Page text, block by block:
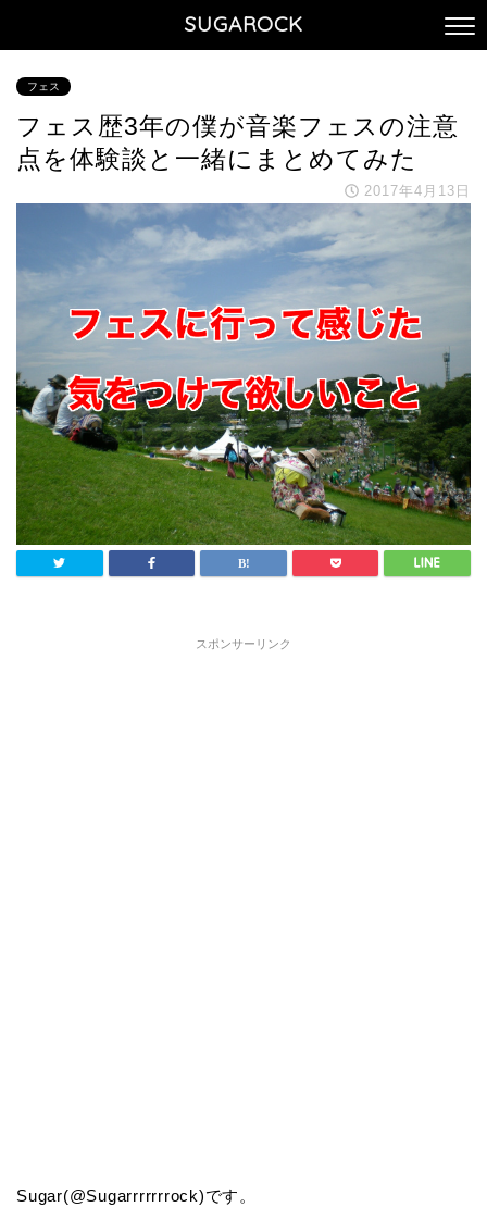
SUGAROCK
フェス
フェス歴3年の僕が音楽フェスの注意
点を体験談と一緒にまとめてみた
2017年4月13日
スポンサーリンク
Sugar(@Sugarrrrrrrock)です。